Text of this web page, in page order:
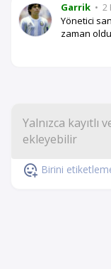
Garrik • 2
Yönetici
zaman
Birini